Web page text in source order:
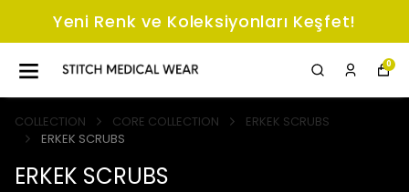
Yeni Renk ve Koleksiyonları Keşfet!
0
COLLECTION CORE COLLECTION
ERKEK SCRUBS
ERKEK SCRUBS
ERKEK SCRUBS